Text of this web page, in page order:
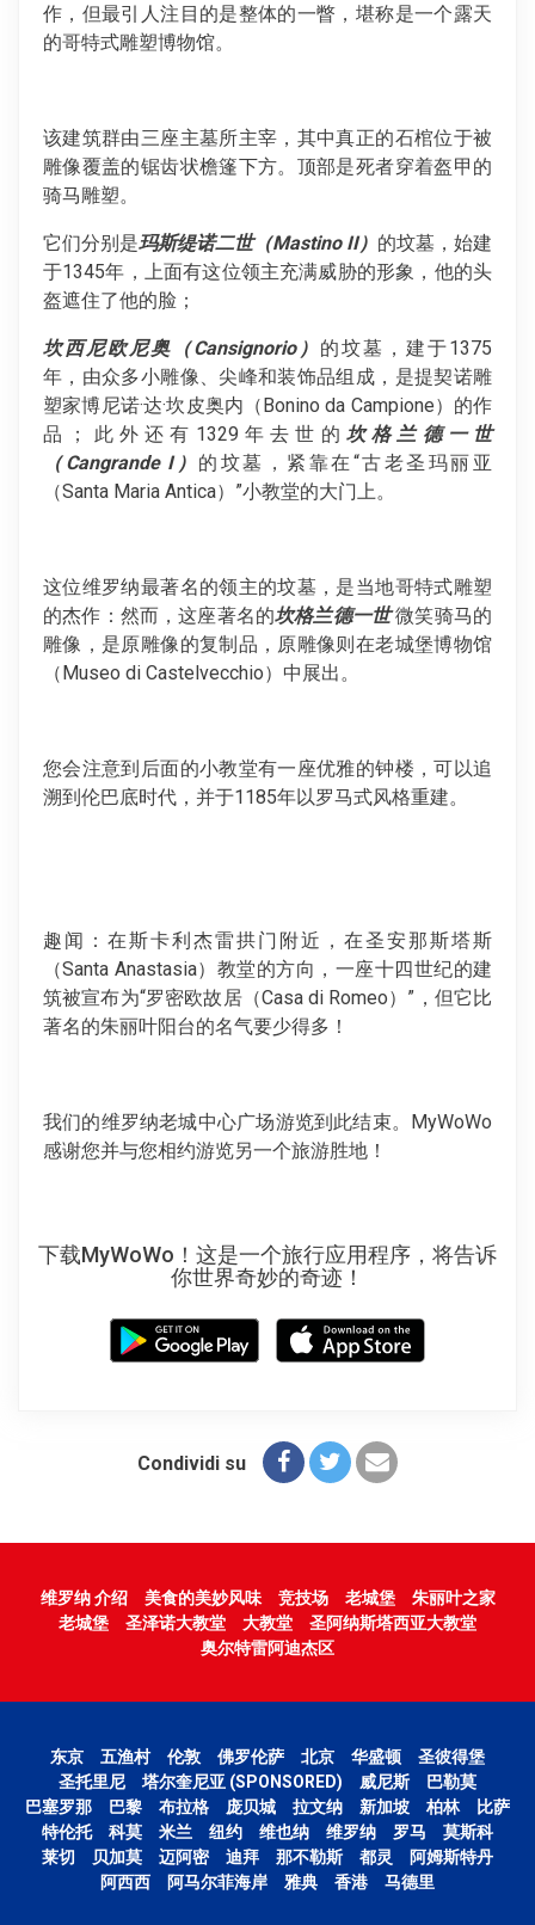
作，但最引人注目的是整体的一瞥，堪称是一个露天
的哥特式雕塑博物馆。
该建筑群由三座主墓所主宰，其中真正的石棺位于被
雕像覆盖的锯齿状檐篷下方。顶部是死者穿着盔甲的
骑马雕塑。
它们分别是玛斯缇诺二世（Mastino II） 的坟墓，始建
于1345年，上面有这位领主充满威胁的形象，他的头
盔遮住了他的脸；
坎西尼欧尼奥（Cansignorio） 的坟墓，建于1375
年，由众多小雕像、尖峰和装饰品组成，是提契诺雕
塑家博尼诺·达·坎皮奥内（Bonino da Campione）的作
品；此外还有1329年去世的 坎格兰德一世
（Cangrande I） 的坟墓，紧靠在“古老圣玛丽亚
（Santa Maria Antica）”小教堂的大门上。
这位维罗纳最著名的领主的坟墓，是当地哥特式雕塑
的杰作：然而，这座著名的坎格兰德一世微笑骑马的
雕像，是原雕像的复制品，原雕像则在老城堡博物馆
（Museo di Castelvecchio）中展出。
您会注意到后面的小教堂有一座优雅的钟楼，可以追
溯到伦巴底时代，并于1185年以罗马式风格重建。
趣闻：在斯卡利杰雷拱门附近，在圣安那斯塔斯
（Santa Anastasia）教堂的方向，一座十四世纪的建
筑被宣布为“罗密欧故居（Casa di Romeo）”，但它比
著名的朱丽叶阳台的名气要少得多！
我们的维罗纳老城中心广场游览到此结束。MyWoWo
感谢您并与您相约游览另一个旅游胜地！
下载MyWoWo！这是一个旅行应用程序，将告诉
你世界奇妙的奇迹！
Condividi su
维罗纳 介绍 美食的美妙风味 竞技场 老城堡
朱丽叶之家
老城堡
圣泽诺大教堂 大教堂
圣阿纳斯塔西亚大教堂
奥尔特雷阿迪杰区
东京 五渔村 伦敦 佛罗伦萨 北京 华盛顿
圣彼得堡
圣托里尼
塔尔奎尼亚 (SPONSORED) 威尼斯
巴勒莫
巴塞罗那
巴黎 布拉格 庞贝城 拉文纳 新加坡 柏林
比萨
特伦托
科莫 米兰 纽约 维也纳 维罗纳 罗马
莫斯科
莱切
贝加莫 迈阿密 迪拜 那不勒斯 都灵
阿姆斯特丹
阿西西
阿马尔菲海岸 雅典 香港 马德里